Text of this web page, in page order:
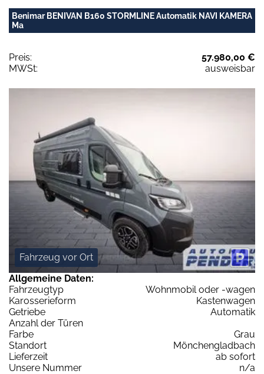
Benimar BENIVAN B160 STORMLINE Automatik NAVI KAMERA
Ma
Preis:
57.980,00 €
MWSt:
ausweisbar
Fahrzeug vor Ort
Allgemeine Daten:
Fahrzeugtyp
Wohnmobil oder -wagen
Karosserieform
Kastenwagen
Getriebe
Automatik
Anzahl der Türen
Farbe
Grau
Standort
Mönchengladbach
Lieferzeit
ab sofort
Unsere Nummer
n/a